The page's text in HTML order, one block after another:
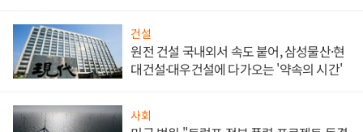
건설
원전 건설 국내외서 속도 붙어, 삼성물산·현
대건설·대우건설에 다가오는 '약속의 시간'
사회